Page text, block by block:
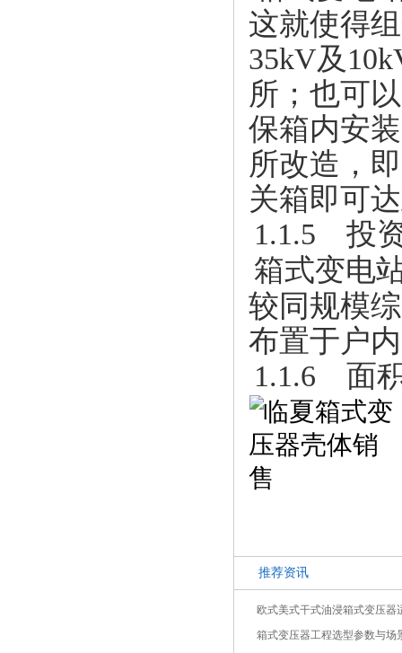
这就使得
35kV及
所；也可
保箱内安
所改造，
关箱即可
1.1.5 投
箱式变电
较同规模
布置于户
1.1.6 面
推荐资讯
欧式美式干式油浸箱式变压器
箱式变压器工程选型参数与场